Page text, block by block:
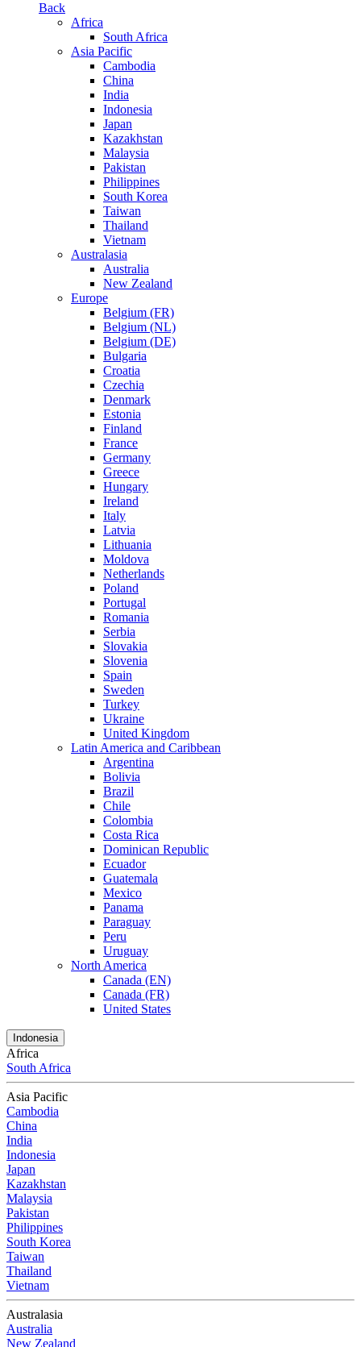
Back
Africa
South Africa
Asia Pacific
Cambodia
China
India
Indonesia
Japan
Kazakhstan
Malaysia
Pakistan
Philippines
South Korea
Taiwan
Thailand
Vietnam
Australasia
Australia
New Zealand
Europe
Belgium (FR)
Belgium (NL)
Belgium (DE)
Bulgaria
Croatia
Czechia
Denmark
Estonia
Finland
France
Germany
Greece
Hungary
Ireland
Italy
Latvia
Lithuania
Moldova
Netherlands
Poland
Portugal
Romania
Serbia
Slovakia
Slovenia
Spain
Sweden
Turkey
Ukraine
United Kingdom
Latin America and Caribbean
Argentina
Bolivia
Brazil
Chile
Colombia
Costa Rica
Dominican Republic
Ecuador
Guatemala
Mexico
Panama
Paraguay
Peru
Uruguay
North America
Canada (EN)
Canada (FR)
United States
Indonesia
Africa
South Africa
Asia Pacific
Cambodia
China
India
Indonesia
Japan
Kazakhstan
Malaysia
Pakistan
Philippines
South Korea
Taiwan
Thailand
Vietnam
Australasia
Australia
New Zealand